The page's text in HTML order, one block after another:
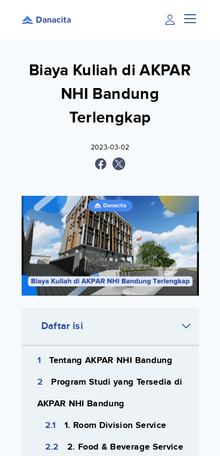
Biaya Kuliah di AKPAR
NHI Bandung
Terlengkap
2023-03-02
Daftar isi
Tentang AKPAR NHI Bandung
Program Studi yang Tersedia di
AKPAR NHI Bandung
1. Room Division Service
2. Food & Beverage Service